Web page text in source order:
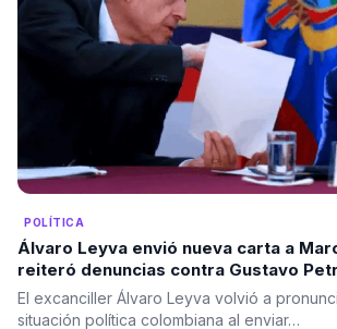
POLÍTICA
Álvaro Leyva envió nueva carta a
reiteró denuncias contra Gustavo
autoridades de Estados Unidos
El excanciller Álvaro Leyva volvió a
situación política colombiana al enviar…